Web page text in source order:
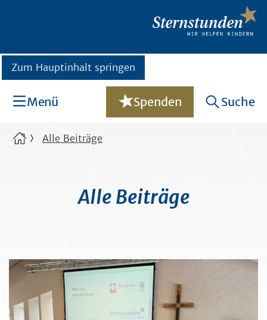
Zum Hauptinhalt springen
Menü Spenden Suche
Alle Beiträge
Alle Beiträge